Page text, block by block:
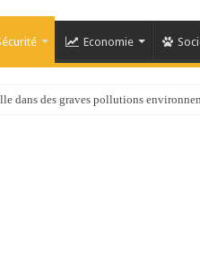
Economie
dans des graves pollutions
de l’OMS appelle à intensifier la